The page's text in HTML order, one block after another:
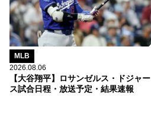
MLB
2026.08.06
【大谷翔平】ロサンゼルス・ドジャー
ス試合日程・放送予定・結果速報